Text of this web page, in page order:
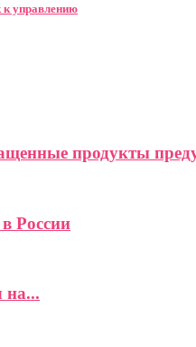
к управлению
продукты
России
на...